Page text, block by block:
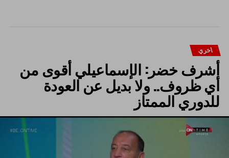
اخري
أشرف خضر: الإسماعيلي أقوى من
أي ظروف.. ولا بديل عن العودة
للدوري الممتاز